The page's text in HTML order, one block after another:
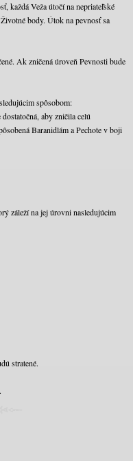
každá Veža útočí na nepriateľské
body. Útok na pevnosť sa
Ak zničená úroveň Pevnosti bude
spôsobom:
aby zničila celú
Baranidlám a Pechote v boji
záleží na jej úrovni nasledujúcim
stratené.
.